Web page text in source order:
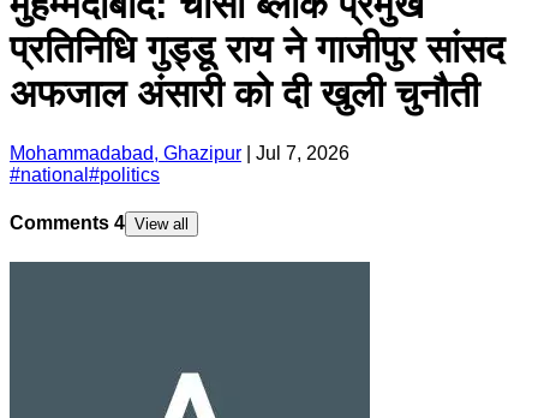
प्रतिनिधि गुड्डू राय ने गाजीपुर सांसद
अफजाल अंसारी को दी खुली चुनौती
Mohammadabad, Ghazipur
Jul 7, 2026
#national #politics
Comments 4 View all